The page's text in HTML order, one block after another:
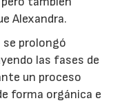
Alexandra.
se prolongó
las fases de
un proceso
forma orgánica e